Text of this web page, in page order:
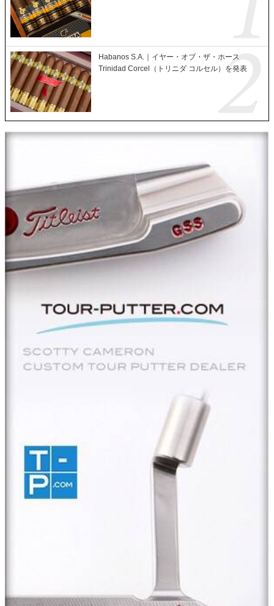
Habanos S.A.｜イヤー・オブ・ザ・ホース
Trinidad Corcel（トリニダ コルセル）を発表